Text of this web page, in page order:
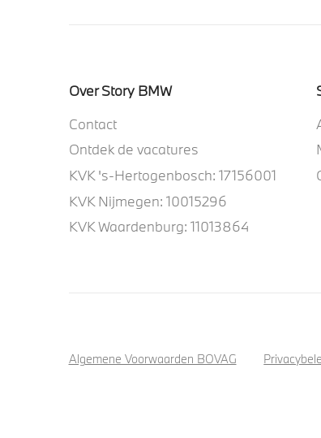
Over Story BMW
Contact
Ontdek de vacatures
KVK 's-Hertogenbosch: 17156001
KVK Nijmegen: 10015296
KVK Waardenburg: 11013864
Algemene Voorwaarden BOVAG